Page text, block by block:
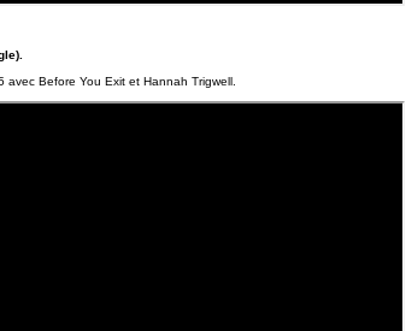
avec Before You Exit et Hannah Trigwell.